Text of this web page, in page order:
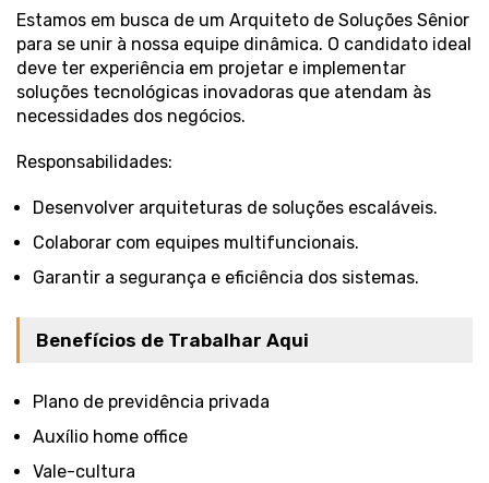
Estamos em busca de um Arquiteto de Soluções Sênior
para se unir à nossa equipe dinâmica. O candidato ideal
deve ter experiência em projetar e implementar
soluções tecnológicas inovadoras que atendam às
necessidades dos negócios.
Responsabilidades:
Desenvolver arquiteturas de soluções escaláveis.
Colaborar com equipes multifuncionais.
Garantir a segurança e eficiência dos sistemas.
Benefícios de Trabalhar Aqui
Plano de previdência privada
Auxílio home office
Vale-cultura